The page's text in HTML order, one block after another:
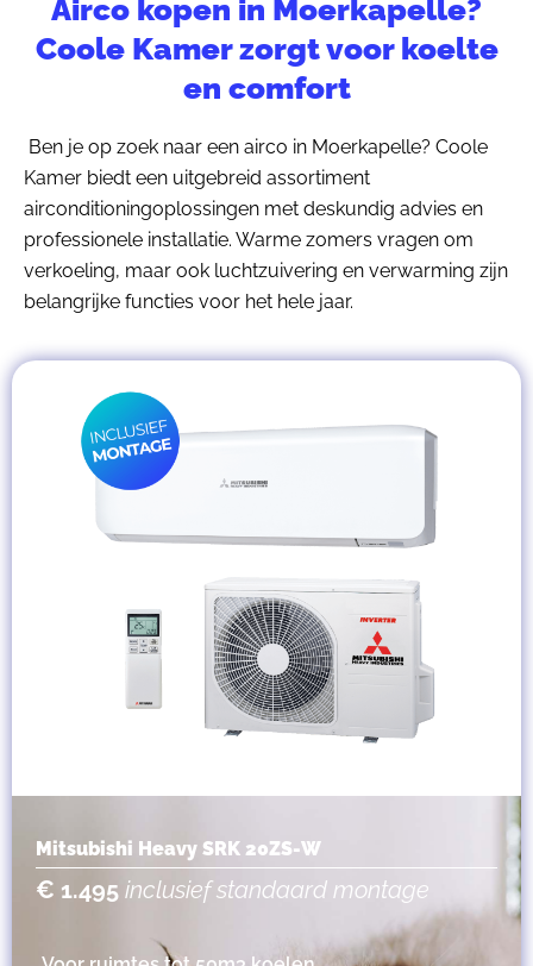
Airco kopen in Moerkapelle?
Coole Kamer zorgt voor koelte
en comfort
Ben je op zoek naar een airco in Moerkapelle? Coole
Kamer biedt een uitgebreid assortiment
airconditioningoplossingen met deskundig advies en
professionele installatie. Warme zomers vragen om
verkoeling, maar ook luchtzuivering en verwarming zijn
belangrijke functies voor het hele jaar.
Mitsubishi Heavy SRK 20ZS-W
€ 1.495 inclusief standaard montage